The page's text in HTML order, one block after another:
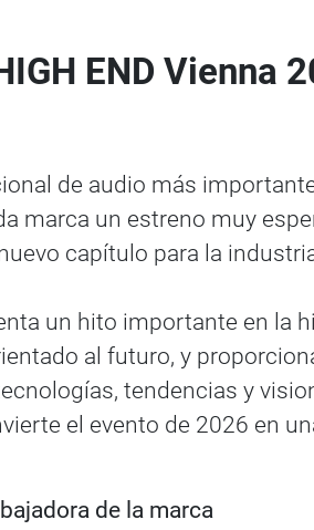
END Vienna
de audio más
marca un estreno muy
capítulo para la
un hito importante en la
al futuro, y
tendencias y
el evento de 2026 en
de la marca